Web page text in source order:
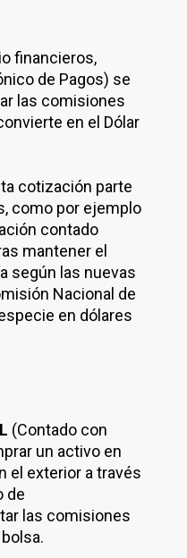
financieros,
de Pagos) se
las comisiones
en el Dólar
cotización parte
como por ejemplo
contado
mantener el
según las nuevas
Nacional de
en dólares
(Contado con
un activo en
el exterior a través
de
las comisiones